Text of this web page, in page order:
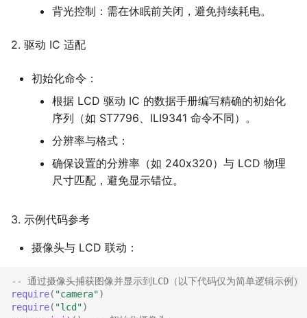
背光控制：需在休眠前关闭，避免持续耗电。
2. 驱动 IC 适配
初始化命令：
根据 LCD 驱动 IC 的数据手册编写精确的初始化
序列（如 ST7796、ILI9341 命令不同）。
分辨率与格式：
确保设置的分辨率（如 240x320）与 LCD 物理
尺寸匹配，避免显示错位。
3. 示例代码参考
摄像头与 LCD 联动：
-- 通过摄像头捕获图像并显示到LCD（以下代码仅为简单逻辑示例）
require( "camera")
require( "lcd")